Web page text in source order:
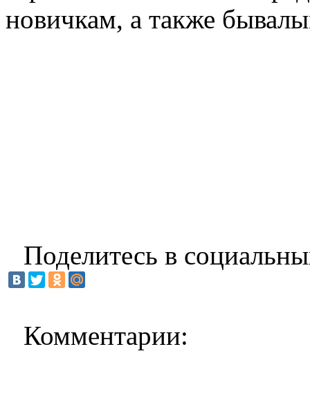
новичкам, а также
Поделитесь в
Комментарии: